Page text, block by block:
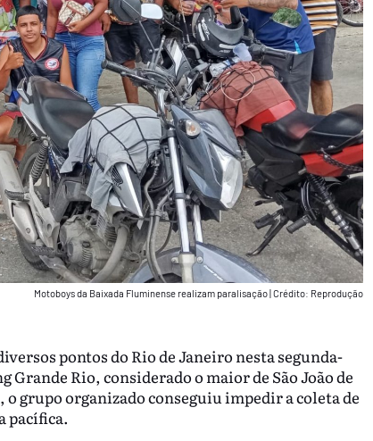
Motoboys da Baixada Fluminense realizam paralisação|Crédito: Reprodução
pontos do Rio de Janeiro nesta segunda-
Rio, considerado o maior de São João de
grupo organizado conseguiu impedir a coleta de
pacífica.